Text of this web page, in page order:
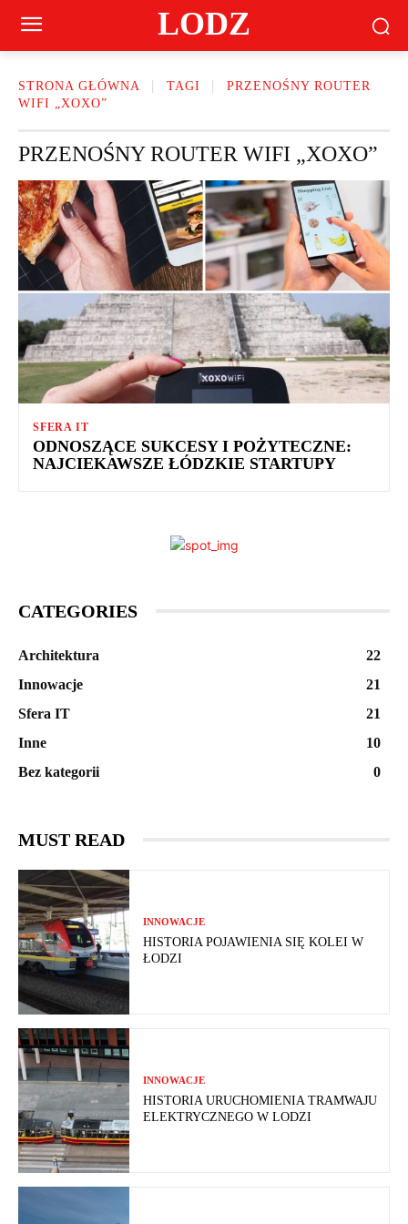
LODZ
STRONA GŁÓWNA TAGI
PRZENOŚNY ROUTER
WIFI „XOXO”
PRZENOŚNY ROUTER WIFI „XOXO”
SFERA IT
ODNOSZĄCE SUKCESY I POŻYTECZNE:
NAJCIEKAWSZE ŁÓDZKIE STARTUPY
CATEGORIES
Architektura
22
Innowacje
21
Sfera IT
21
Inne
10
Bez kategorii
0
MUST READ
INNOWACJE
HISTORIA POJAWIENIA SIĘ KOLEI W
ŁODZI
INNOWACJE
HISTORIA URUCHOMIENIA TRAMWAJU
ELEKTRYCZNEGO W LODZI